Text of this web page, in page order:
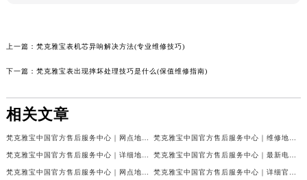
上一篇： 梵克雅宝表机芯异响解决方法(专业维修技巧)
下一篇： 梵克雅宝表出现摔坏处理技巧是什么(保值维修指南)
相关文章